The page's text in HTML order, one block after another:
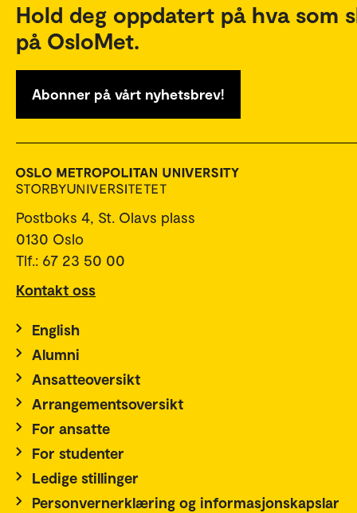
Hold deg oppdatert på hva som
på OsloMet.
Abonner på vårt nyhetsbrev!
Postboks 4, St. Olavs plass
0130 Oslo
Tlf.: 67 23 50 00
Kontakt oss
English
Alumni
Ansatteoversikt
Arrangementsoversikt
For ansatte
For studenter
Ledige stillinger
Personvernerklæring og informasjonskapslar